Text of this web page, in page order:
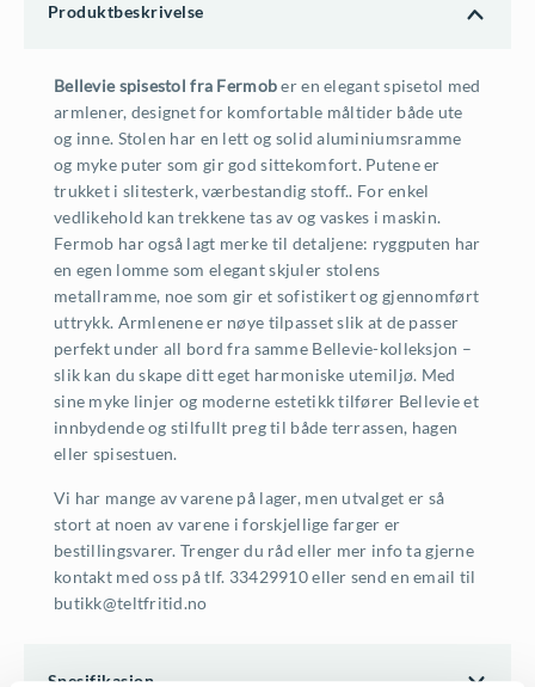
Produktbeskrivelse
Bellevie spisestol fra Fermober en elegant spisetol med
armlener, designet for komfortable måltider både ute
og inne. Stolen har en lett og solid aluminiumsramme
og myke puter som gir god sittekomfort. Putene er
trukket i slitesterk, værbestandig stoff.. For enkel
vedlikehold kan trekkene tas av og vaskes i maskin.
Fermob har også lagt merke til detaljene: ryggputen har
en egen lomme som elegant skjuler stolens
metallramme, noe som gir et sofistikert og gjennomført
uttrykk. Armlenene er nøye tilpasset slik at de passer
perfekt under all bord fra samme Bellevie-kolleksjon –
slik kan du skape ditt eget harmoniske utemiljø. Med
sine myke linjer og moderne estetikk tilfører Bellevie et
innbydende og stilfullt preg til både terrassen, hagen
eller spisestuen.
Vi har mange av varene på lager, men utvalget er så
stort at noen av varene i forskjellige farger er
bestillingsvarer. Trenger du råd eller mer info ta gjerne
kontakt med oss på tlf. 33429910 eller send en email til
butikk@teltfritid.no
Spesifikasjon